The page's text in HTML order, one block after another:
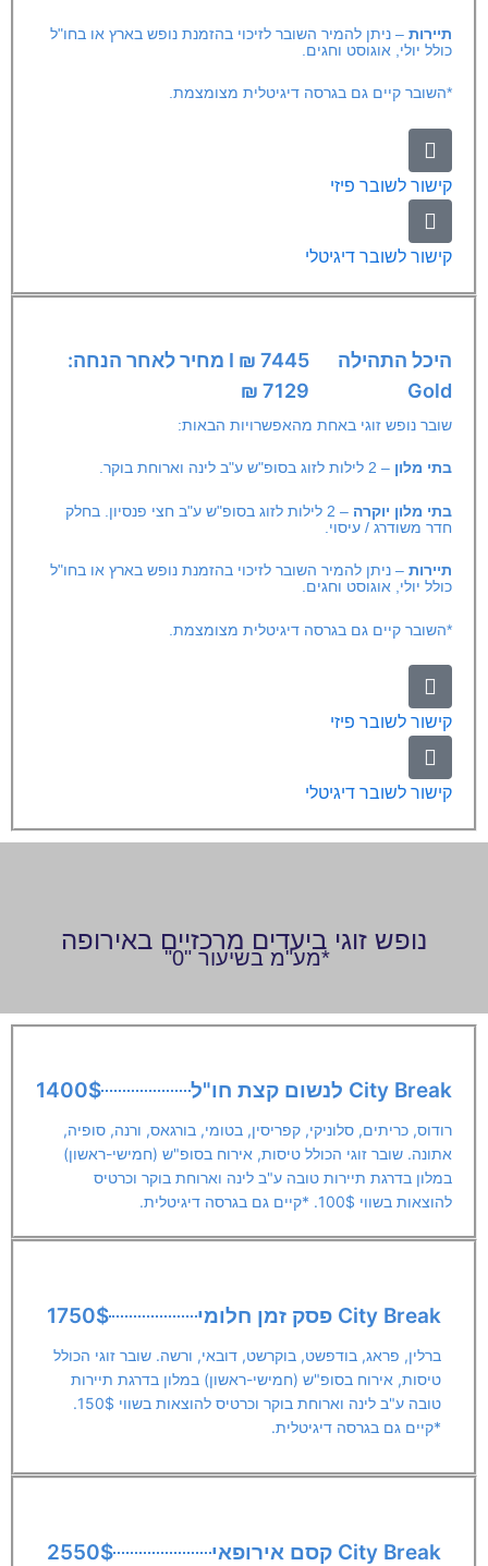
תיירות– ניתן להמיר השובר לזיכוי בהזמנת נופש בארץ או בחו"ל
כולל יולי, אוגוסט וחגים.
*השובר קיים גם בגרסה דיגיטלית מצומצמת.
קישור לשובר פיזי
קישור לשובר דיגיטלי
היכל התהילה
Gold
7445 ₪ I מחיר לאחר הנחה:
7129 ₪
שובר נופש זוגי באחת מהאפשרויות הבאות:
בתי מלון– 2 לילות לזוג בסופ"ש ע"ב לינה וארוחת בוקר.
בתי מלון יוקרה
– 2 לילות לזוג בסופ"ש ע"ב חצי פנסיון. בחלק
חדר משודרג / עיסוי.
תיירות– ניתן להמיר השובר לזיכוי בהזמנת נופש בארץ או בחו"ל
כולל יולי, אוגוסט וחגים.
*השובר קיים גם בגרסה דיגיטלית מצומצמת.
קישור לשובר פיזי
קישור לשובר דיגיטלי
נופש זוגי ביעדים מרכזיים באירופה
*מע"מ בשיעור "0"
City Break לנשום קצת חו"ל 1400$
רודוס, כריתים, סלוניקי, קפריסין, בטומי, בורגאס, ורנה, סופיה,
אתונה. שובר זוגי הכולל טיסות, אירוח בסופ"ש (חמישי-ראשון)
במלון בדרגת תיירות טובה ע"ב לינה וארוחת בוקר וכרטיס
להוצאות בשווי 100$. *קיים גם בגרסה דיגיטלית.
City Break פסק זמן חלומי 1750$
ברלין, פראג, בודפשט, בוקרשט, דובאי, ורשה. שובר זוגי הכולל
טיסות, אירוח בסופ"ש (חמישי-ראשון) במלון בדרגת תיירות
טובה ע"ב לינה וארוחת בוקר וכרטיס להוצאות בשווי 150$.
*קיים גם בגרסה דיגיטלית.
City Break קסם אירופאי 2550$